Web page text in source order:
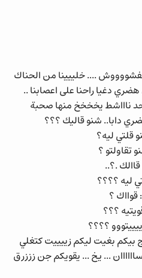
.... خلييينا من الحناك
دغيا راحنا على اعصابنا ..
ناااشط يخخخخ منها صحبة
دابا.. شنو قاليك ؟؟؟
قلتي ليه؟
تقاولتو ؟
قاالك .؟..
ليه ؟؟؟؟
: قوااك ؟
؟؟؟
؟؟؟؟
بيكم بغيت ليكم زييييت كتغلي
... يخ ... يقويكم جن زززرق